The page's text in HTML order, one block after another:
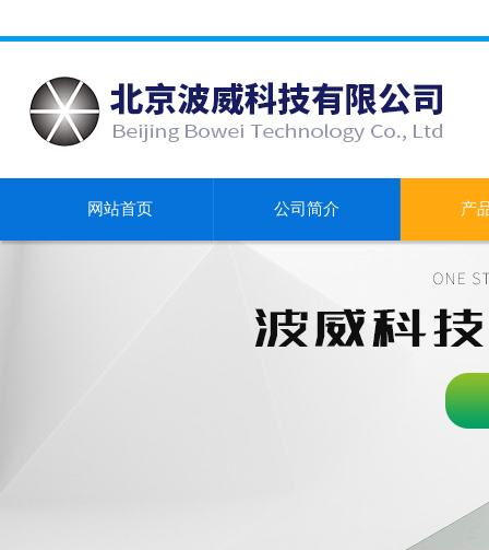
网站首页 公司简介 产